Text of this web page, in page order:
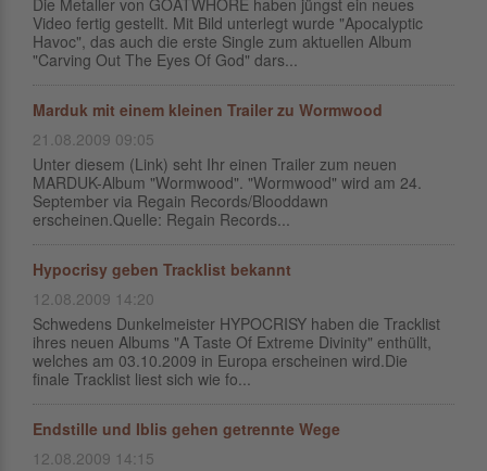
Die Metaller von GOATWHORE haben jüngst ein neues
Video fertig gestellt. Mit Bild unterlegt wurde "Apocalyptic
Havoc", das auch die erste Single zum aktuellen Album
"Carving Out The Eyes Of God" dars...
Marduk mit einem kleinen Trailer zu Wormwood
21.08.2009 09:05
Unter diesem (Link) seht Ihr einen Trailer zum neuen
MARDUK-Album "Wormwood". "Wormwood" wird am 24.
September via Regain Records/Blooddawn
erscheinen.Quelle: Regain Records...
Hypocrisy geben Tracklist bekannt
12.08.2009 14:20
Schwedens Dunkelmeister HYPOCRISY haben die Tracklist
ihres neuen Albums "A Taste Of Extreme Divinity" enthüllt,
welches am 03.10.2009 in Europa erscheinen wird.Die
finale Tracklist liest sich wie fo...
Endstille und Iblis gehen getrennte Wege
12.08.2009 14:15